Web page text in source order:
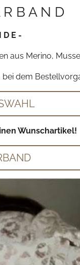
B A N D
D E -
aus Merino,
dem
Wunschartikel!